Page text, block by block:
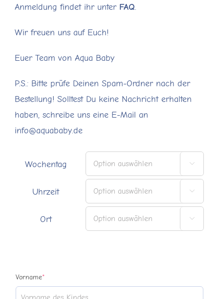
Anmeldung findet ihr unter FAQ.
Wir freuen uns auf Euch!
Euer Team von Aqua Baby
P.S.: Bitte prüfe Deinen Spam-Ordner nach der
Bestellung! Solltest Du keine Nachricht erhalten
haben, schreibe uns eine E-Mail an
info@aquababy.de
Wochentag 
Uhrzeit 
Ort 
Vorname*